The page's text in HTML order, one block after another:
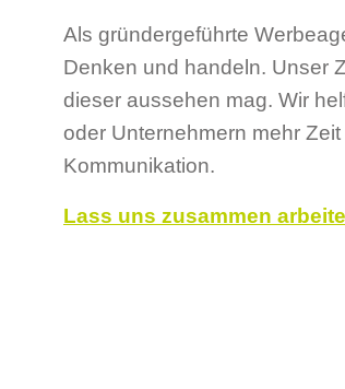
Als gründergeführte
Denken und handeln. Unser
dieser aussehen mag. Wir
oder Unternehmern mehr
Kommunikation.
Lass uns zusammen